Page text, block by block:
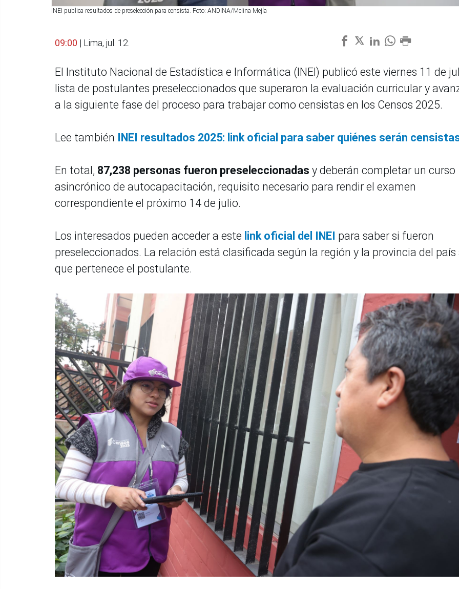
INEI publica resultados de preselección para censista. Foto: ANDINA/Melina Mejía
09:00 | Lima, jul. 12.
El Instituto Nacional de Estadística e Informática (INEI) publicó este viernes 11 de
lista de postulantes preseleccionados que superaron la evaluación curricular y
a la siguiente fase del proceso para trabajar como censistas en los Censos 2025.
Lee también INEI resultados 2025: link oficial para saber quiénes serán
En total, 87,238 personas fueron preseleccionadas y deberán completar un curso
asincrónico de autocapacitación, requisito necesario para rendir el examen
correspondiente el próximo 14 de julio.
Los interesados pueden acceder a este link oficial del INEI para saber si fueron
preseleccionados. La relación está clasificada según la región y la provincia del país
que pertenece el postulante.